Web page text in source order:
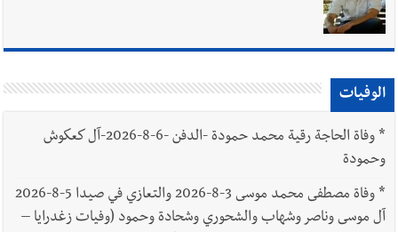
يبقى الشعب الفلسطيني يعيش كل هذا الألم؟ وإلى متى تستمر هذه
المعاناة التي تمزق القلوب والضمائر؟
وإعلام إيراني: الاتّفاق مع عُمان مؤجّل ما دامت التهديدات مستمرّة
الوفيات
*
وفاة الحاجة رقية محمد حمودة -الدفن -6-8-2026-آل كعكوش
وحمودة
*
وفاة مصطفى محمد موسى 3-8-2026 والتعازي في صيدا 5-8-2026
آل موسى وناصر وشهاب والشحوري وشحادة وحمود (وفيات زغدرايا –